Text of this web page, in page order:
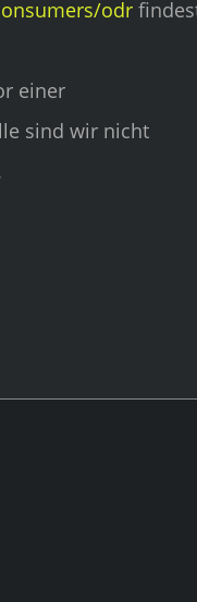
odr
einer
sind wir nicht